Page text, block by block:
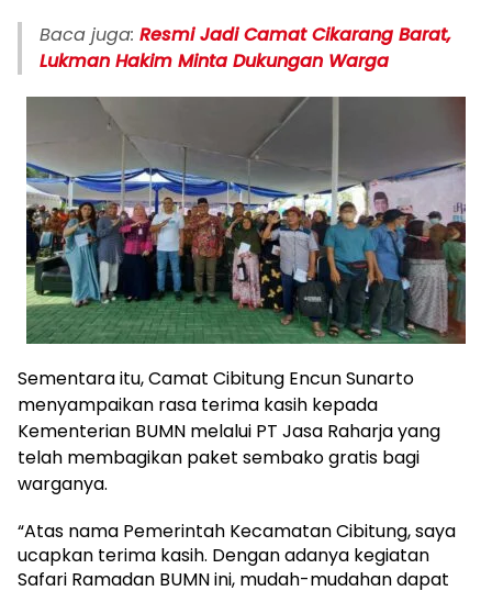
Baca juga: Resmi Jadi Camat Cikarang Barat,
Lukman Hakim Minta Dukungan Warga
Sementara itu, Camat Cibitung Encun Sunarto
menyampaikan rasa terima kasih kepada
Kementerian BUMN melalui PT Jasa Raharja yang
telah membagikan paket sembako gratis bagi
warganya.
“Atas nama Pemerintah Kecamatan Cibitung, saya
ucapkan terima kasih. Dengan adanya kegiatan
Safari Ramadan BUMN ini, mudah-mudahan dapat